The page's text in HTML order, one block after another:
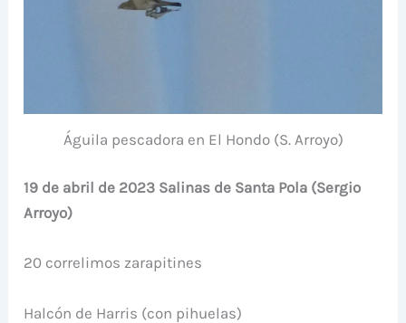
Águila pescadora en El Hondo (S. Arroyo)
19 de abril de 2023 Salinas de Santa Pola (Sergio
Arroyo)
20 correlimos zarapitines
Halcón de Harris (con pihuelas)